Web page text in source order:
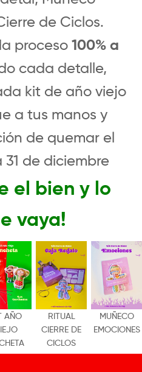
de Ciclos.
proceso 100% a
cada detalle,
kit de año viejo
a tus manos y
de quemar el
de diciembre
el bien y lo
vaya!
AÑO
RITUAL
CIERRE DE
CICLOS
MUÑECO
EMOCIONES